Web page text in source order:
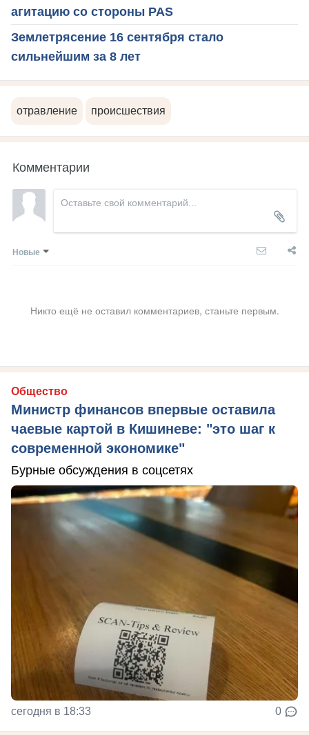
агитацию со стороны PAS
Землетрясение 16 сентября стало
сильнейшим за 8 лет
отравление происшествия
Комментарии
Новые
Никто ещё не оставил комментариев, станьте первым.
Общество
Министр финансов впервые оставила
чаевые картой в Кишиневе: "это шаг к
современной экономике"
Бурные обсуждения в соцсетях
сегодня в 18:33 0